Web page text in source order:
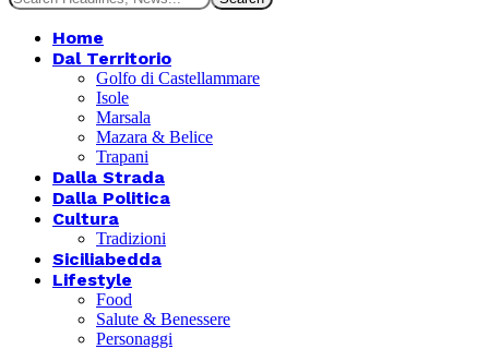
Home
Dal Territorio
Golfo di Castellammare
Isole
Marsala
Mazara & Belice
Trapani
Dalla Strada
Dalla Politica
Cultura
Tradizioni
Siciliabedda
Lifestyle
Food
Salute & Benessere
Personaggi